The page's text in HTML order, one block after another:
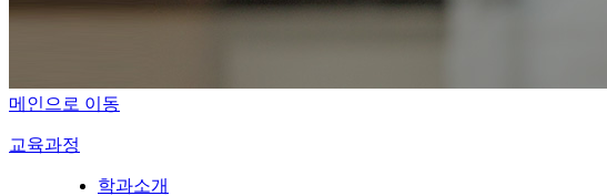
메인으로 이동
교육과정
학과소개